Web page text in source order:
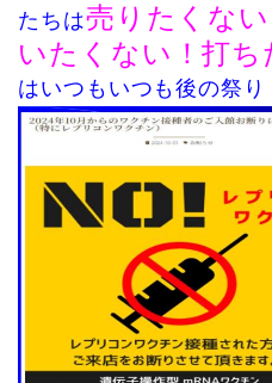
たちは売りたくない
いたくない！打
はいつもいつも後の祭り